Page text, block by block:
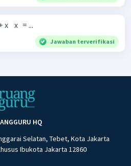
x ​ ​ = ...
Jawaban terverifikasi
HQ
Selatan, Tebet, Kota Jakarta
Ibukota Jakarta 12860